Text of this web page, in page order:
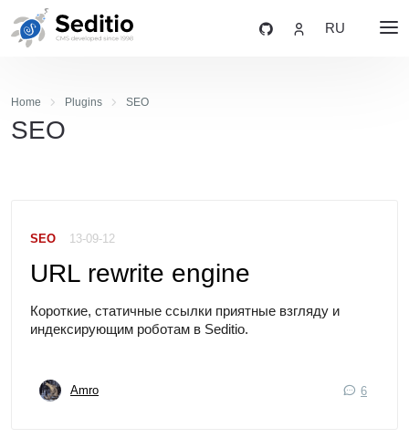
RU
Home Plugins SEO
SEO
SEO 13-09-12
URL rewrite engine
Короткие, статичные ссылки приятные взгляду и
индексирующим роботам в Seditio.
Amro 6